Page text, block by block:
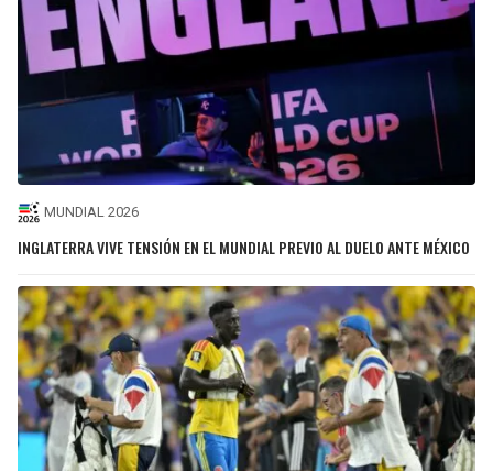
MUNDIAL 2026
INGLATERRA VIVE TENSIÓN EN EL MUNDIAL PREVIO AL DUELO ANTE MÉXICO